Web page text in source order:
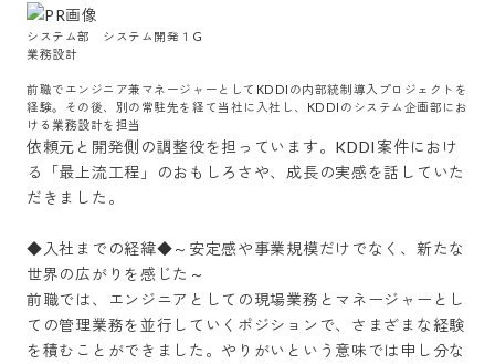
システム部　システム開発１G
業務設計
前職でエンジニア兼マネージャーとしてKDDIの内部統制導入プロジェクトを
経験。その後、別の常駐先を経て当社に入社し、KDDIのシステム企画部にお
ける業務設計を担当
依頼元と開発側の調整役を担っています。KDDI案件におけ
る「最上流工程」のおもしろさや、成長の実感を話していた
だきました。
◆入社までの経緯◆～安定感や事業規模だけでなく、新たな
世界の広がりを感じた～
前職では、エンジニアとしての現場業務とマネージャーとし
ての管理業務を並行していくポジションで、さまざまな経験
を積むことができました。やりがいという意味では申し分な